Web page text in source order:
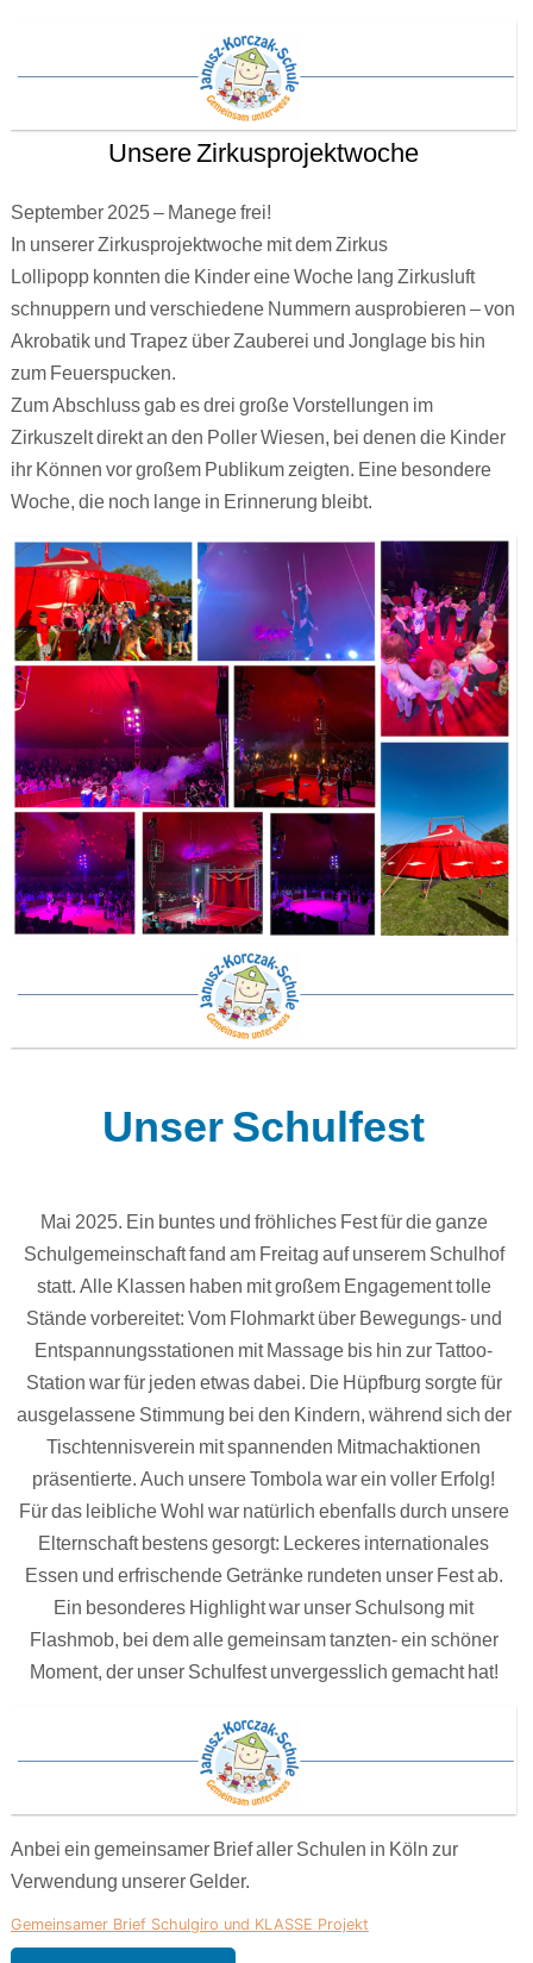
Unsere Zirkusprojektwoche
September 2025 – Manege frei!
In unserer Zirkusprojektwoche mit dem Zirkus
Lollipopp konnten die Kinder eine Woche lang Zirkusluft
schnuppern und verschiedene Nummern ausprobieren – von
Akrobatik und Trapez über Zauberei und Jonglage bis hin
zum Feuerspucken.
Zum Abschluss gab es drei große Vorstellungen im
Zirkuszelt direkt an den Poller Wiesen, bei denen die Kinder
ihr Können vor großem Publikum zeigten. Eine besondere
Woche, die noch lange in Erinnerung bleibt.
Unser Schulfest
Mai 2025. Ein buntes und fröhliches Fest für die ganze
Schulgemeinschaft fand am Freitag auf unserem Schulhof
statt. Alle Klassen haben mit großem Engagement tolle
Stände vorbereitet: Vom Flohmarkt über Bewegungs- und
Entspannungsstationen mit Massage bis hin zur Tattoo-
Station war für jeden etwas dabei. Die Hüpfburg sorgte für
ausgelassene Stimmung bei den Kindern, während sich der
Tischtennisverein mit spannenden Mitmachaktionen
präsentierte. Auch unsere Tombola war ein voller Erfolg!
Für das leibliche Wohl war natürlich ebenfalls durch unsere
Elternschaft bestens gesorgt: Leckeres internationales
Essen und erfrischende Getränke rundeten unser Fest ab.
Ein besonderes Highlight war unser Schulsong mit
Flashmob, bei dem alle gemeinsam tanzten- ein schöner
Moment, der unser Schulfest unvergesslich gemacht hat!
Anbei ein gemeinsamer Brief aller Schulen in Köln zur
Verwendung unserer Gelder.
Gemeinsamer Brief Schulgiro und KLASSE Projekt